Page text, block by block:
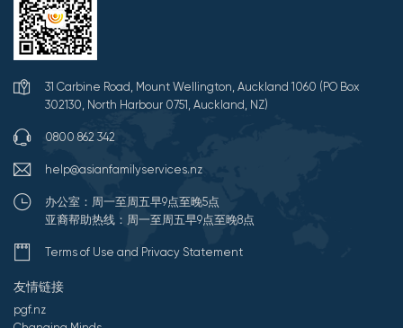
31 Carbine Road, Mount Wellington, Auckland 1060 (PO Box
302130, North Harbour 0751, Auckland, NZ)
0800 862 342
help@asianfamilyservices.nz
办公室：周一至周五早9点至晚5点
亚裔帮助热线：周一至周五早9点至晚8点
Terms of Use and Privacy Statement
友情链接
pgf.nz